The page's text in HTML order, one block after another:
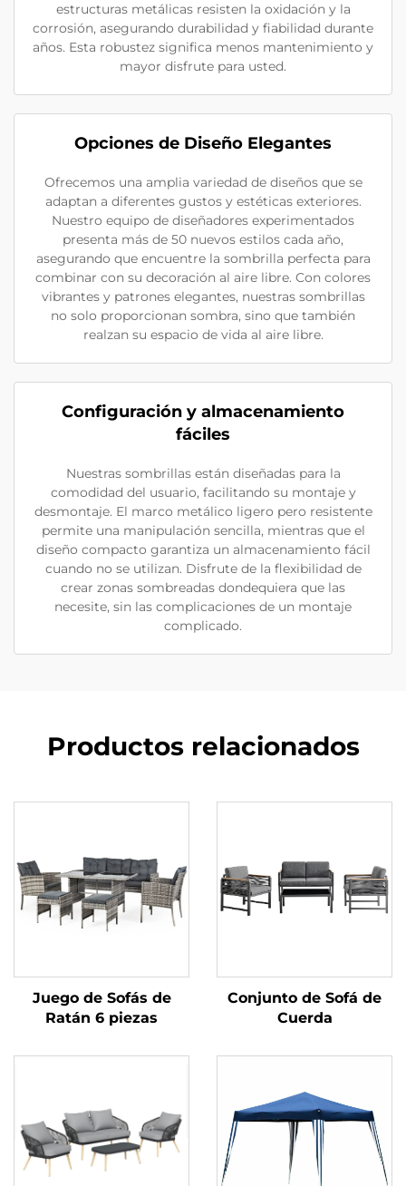
estructuras metálicas resisten la oxidación y la
corrosión, asegurando durabilidad y fiabilidad durante
años. Esta robustez significa menos mantenimiento y
mayor disfrute para usted.
Opciones de Diseño Elegantes
Ofrecemos una amplia variedad de diseños que se
adaptan a diferentes gustos y estéticas exteriores.
Nuestro equipo de diseñadores experimentados
presenta más de 50 nuevos estilos cada año,
asegurando que encuentre la sombrilla perfecta para
combinar con su decoración al aire libre. Con colores
vibrantes y patrones elegantes, nuestras sombrillas
no solo proporcionan sombra, sino que también
realzan su espacio de vida al aire libre.
Configuración y almacenamiento
fáciles
Nuestras sombrillas están diseñadas para la
comodidad del usuario, facilitando su montaje y
desmontaje. El marco metálico ligero pero resistente
permite una manipulación sencilla, mientras que el
diseño compacto garantiza un almacenamiento fácil
cuando no se utilizan. Disfrute de la flexibilidad de
crear zonas sombreadas dondequiera que las
necesite, sin las complicaciones de un montaje
complicado.
Productos relacionados
Juego de Sofás de
Ratán 6 piezas
Conjunto de Sofá de
Cuerda